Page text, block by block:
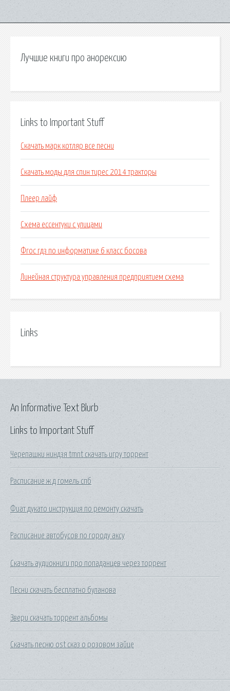
Лучшие книги про анорексию
Links to Important Stuff
Скачать марк котляр все песни
Скачать моды для спин тирес 2014 тракторы
Плеер лайф
Схема ессентуки с улицами
Фгос гдз по информатике 6 класс босова
Линейная структура управления предприятием схема
Links
Links to Important Stuff
Черепашки ниндзя tmnt скачать игру торрент
Расписание ж д гомель спб
Фиат дукато инструкция по ремонту скачать
Расписание автобусов по городу аксу
Скачать аудиокниги про попаданцев через торрент
Песни скачать бесплатно буланова
Звери скачать торрент альбомы
Скачать песню ost сказ о розовом зайце
An Informative Text Blurb